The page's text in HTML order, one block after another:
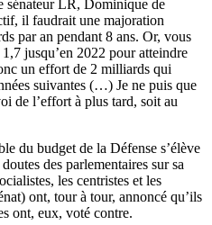
sénateur LR, Dominique de
il faudrait une majoration
par an pendant 8 ans. Or, vous
jusqu’en 2022 pour atteindre
un effort de 2 milliards qui
suivantes (…) Je ne puis que
de l’effort à plus tard, soit au
du budget de la Défense s’élève
des parlementaires sur sa
les centristes et les
ont, tour à tour, annoncé qu’ils
ont, eux, voté contre.